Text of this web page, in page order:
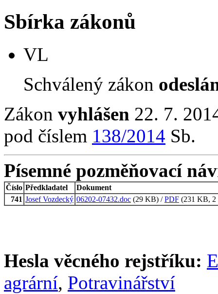
Sbírka zákonů
VL
Schválený zákon
Zákon vyhlášen 22. 7.
pod číslem 138/2014 Sb.
Písemné pozměňovací
Číslo Předkladatel
Dokument
741 Josef Vozdecký 06202-07432.doc (29 KB) /PDF (231 KB, 2
Hesla věcného rejstříku:
agrární, Potravinářství